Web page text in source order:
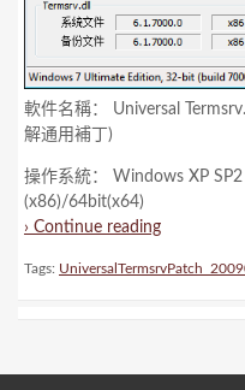
軟件名稱： Universal
解通用補丁)
操作系統： Windows XP
(x86)/64bit(x64)
› Continue reading
Tags: